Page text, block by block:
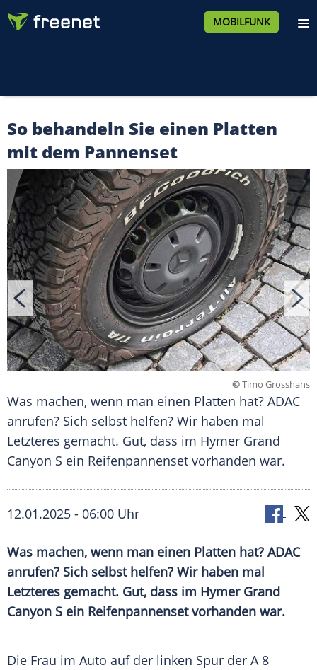
MOBILFUNK
So behandeln Sie einen Platten
mit dem Pannenset
©Timo Grosshans
Was machen, wenn man einen Platten hat? ADAC
anrufen? Sich selbst helfen? Wir haben mal
Letzteres gemacht. Gut, dass im Hymer Grand
Canyon S ein Reifenpannenset vorhanden war.
12.01.2025 - 06:00 Uhr
Was machen, wenn man einen Platten hat? ADAC
anrufen? Sich selbst helfen? Wir haben mal
Letzteres gemacht. Gut, dass im Hymer Grand
Canyon S ein Reifenpannenset vorhanden war.
Die Frau im Auto auf der linken Spur der A 8